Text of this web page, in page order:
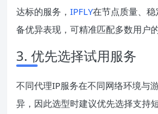
达标的服务， IPFLY在节点质量、
备优异表现，可精准匹配多数用户
3. 优先选择试用服务
不同代理IP服务在不同网络环境与
异，因此选型时建议优先选择支持